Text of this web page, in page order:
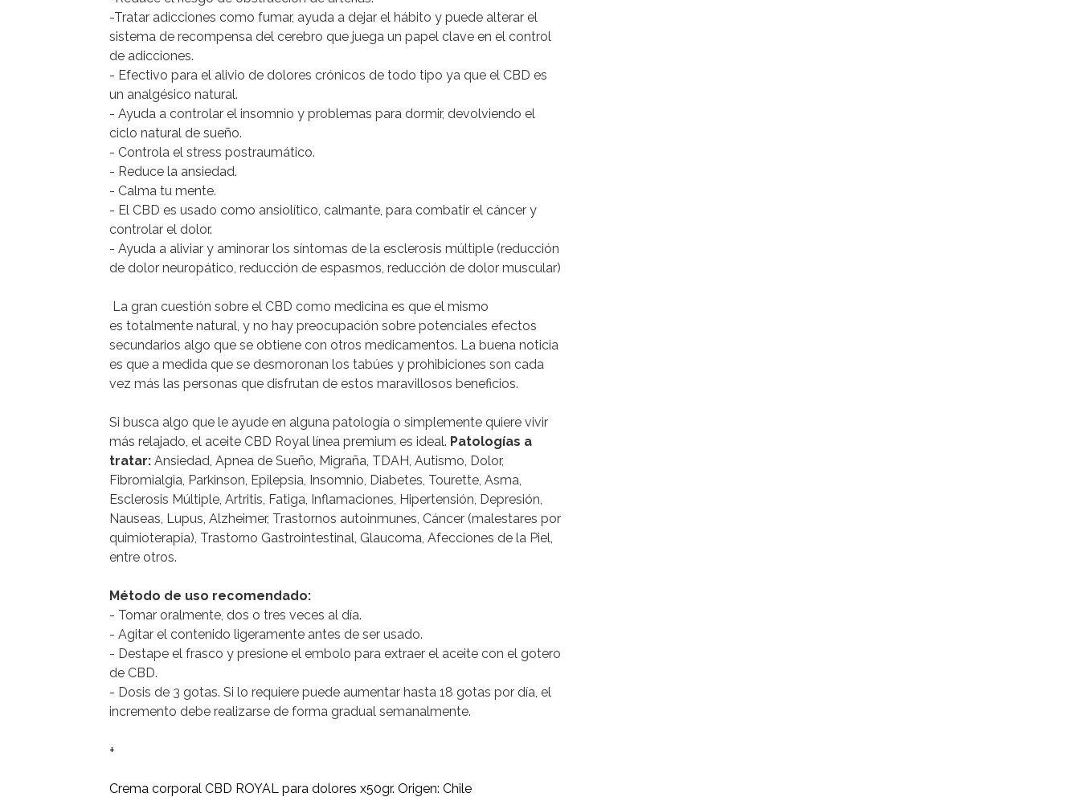
-Tratar adicciones como fumar, ayuda a dejar el hábito y puede alterar el
sistema de recompensa del cerebro que juega un papel clave en el control
de adicciones.
- Efectivo para el alivio de dolores crónicos de todo tipo ya que el CBD es
un analgésico natural.
- Ayuda a controlar el insomnio y problemas para dormir, devolviendo el
ciclo natural de sueño.
- Controla el stress postraumático.
- Reduce la ansiedad.
- Calma tu mente.
- El CBD es usado como ansiolítico, calmante, para combatir el cáncer y
controlar el dolor.
- Ayuda a aliviar y aminorar los síntomas de la esclerosis múltiple (reducción
de dolor neuropático, reducción de espasmos, reducción de dolor muscular)
La gran cuestión sobre el CBD como medicina es que el mismo
es totalmente natural, y no hay preocupación sobre potenciales efectos
secundarios algo que se obtiene con otros medicamentos. La buena noticia
es que a medida que se desmoronan los tabúes y prohibiciones son cada
vez más las personas que disfrutan de estos maravillosos beneficios.
Si busca algo que le ayude en alguna patología o simplemente quiere vivir
más relajado, el aceite CBD Royal línea premium es ideal. Patologías a
tratar:Ansiedad, Apnea de Sueño, Migraña, TDAH, Autismo, Dolor,
Fibromialgia, Parkinson, Epilepsia, Insomnio, Diabetes, Tourette, Asma,
Esclerosis Múltiple, Artritis, Fatiga, Inflamaciones, Hipertensión, Depresión,
Nauseas, Lupus, Alzheimer, Trastornos autoinmunes, Cáncer (malestares por
quimioterapia), Trastorno Gastrointestinal, Glaucoma, Afecciones de la Piel,
entre otros.
Método de uso recomendado:
- Tomar oralmente, dos o tres veces al día.
- Agitar el contenido ligeramente antes de ser usado.
- Destape el frasco y presione el embolo para extraer el aceite con el gotero
de CBD.
- Dosis de 3 gotas. Si lo requiere puede aumentar hasta 18 gotas por día, el
incremento debe realizarse de forma gradual semanalmente.
+
Crema corporal CBD ROYAL para dolores x50gr. Origen: Chile